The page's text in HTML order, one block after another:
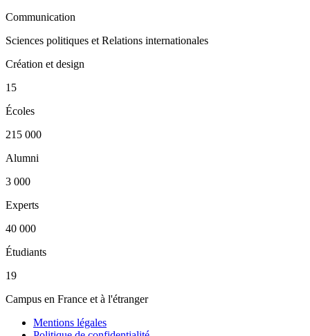
Communication
Sciences politiques et Relations internationales
Création et design
15
Écoles
215 000
Alumni
3 000
Experts
40 000
Étudiants
19
Campus en France et à l'étranger
Mentions légales